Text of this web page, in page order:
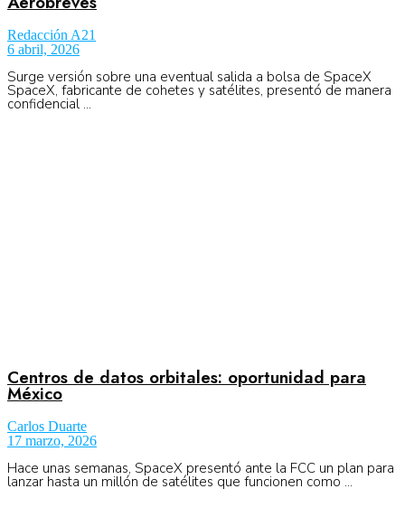
No Result
View All Result
Redacción A21
6 abril, 2026
Surge versión sobre una eventual salida a bolsa de SpaceX
SpaceX, fabricante de cohetes y satélites, presentó de manera
confidencial ...
Centros de datos orbitales: oportunidad para
México
Carlos Duarte
17 marzo, 2026
Hace unas semanas, SpaceX presentó ante la FCC un plan para
lanzar hasta un millón de satélites que funcionen como ...